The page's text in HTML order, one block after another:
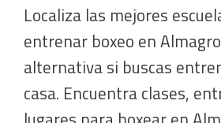
Localiza las mejores
entrenar boxeo en
alternativa si buscas
casa. Encuentra clases,